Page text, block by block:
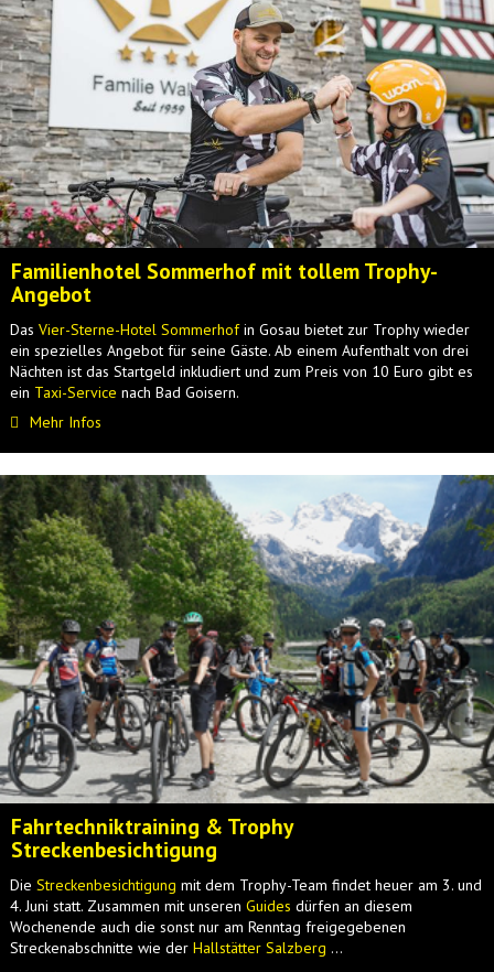
Familienhotel Sommerhof mit tollem Trophy-
Angebot
Das Vier-Sterne-Hotel Sommerhofin Gosau bietet zur Trophy wieder
ein spezielles Angebot für seine Gäste. Ab einem Aufenthalt von drei
Nächten ist das Startgeld inkludiert und zum Preis von 10 Euro gibt es
ein Taxi-Service nach Bad Goisern.
Mehr Infos
Fahrtechniktraining & Trophy
Streckenbesichtigung
Die Streckenbesichtigung mit dem Trophy-Team findet heuer am 3. und
4. Juni statt. Zusammen mit unseren Guides dürfen an diesem
Wochenende auch die sonst nur am Renntag freigegebenen
Streckenabschnitte wie der Hallstätter Salzberg ...